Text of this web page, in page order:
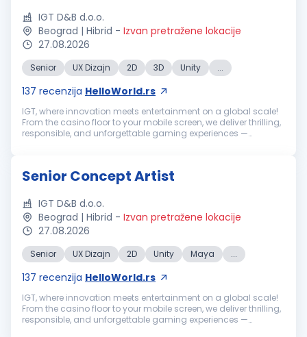
IGT D&B d.o.o.
Beograd | Hibrid - Izvan pretražene lokacije
27.08.2026
Senior UX Dizajn 2D 3D Unity ...
137 recenzija HelloWorld.rs
IGT, where innovation meets entertainment on a global scale!
From the casino floor to your mobile screen, we deliver thrilling,
responsible, and unforgettable gaming experiences —
Senior Concept Artist
IGT D&B d.o.o.
Beograd | Hibrid - Izvan pretražene lokacije
27.08.2026
Senior UX Dizajn 2D Unity Maya ...
137 recenzija HelloWorld.rs
IGT, where innovation meets entertainment on a global scale!
From the casino floor to your mobile screen, we deliver thrilling,
responsible, and unforgettable gaming experiences —